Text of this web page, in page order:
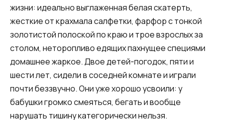
жизни: идеально выглаженная белая скатерть,
жесткие от крахмала салфетки, фарфор с тонкой
золотистой полоской по краю и трое взрослых за
столом, неторопливо едящих пахнущее специями
домашнее жаркое. Двое детей-погодок, пяти и
шести лет, сидели в соседней комнате и играли
почти беззвучно. Они уже хорошо усвоили: у
бабушки громко смеяться, бегать и вообще
нарушать тишину категорически нельзя.